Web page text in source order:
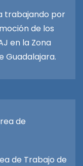
trabajando por
de los
en la Zona
Guadalajara.
de
de Trabajo de